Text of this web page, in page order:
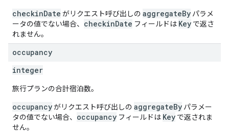
checkinDate がリクエスト呼び出しの aggregateBy パラメ
ータの値でない場合、 checkinDate フィールドは Key で返さ
れません。
occupancy
integer
旅行プランの合計宿泊数。
occupancyがリクエスト呼び出しの aggregateBy パラメー
タの値でない場合、 occupancy フィールドは Key で返されま
せん。